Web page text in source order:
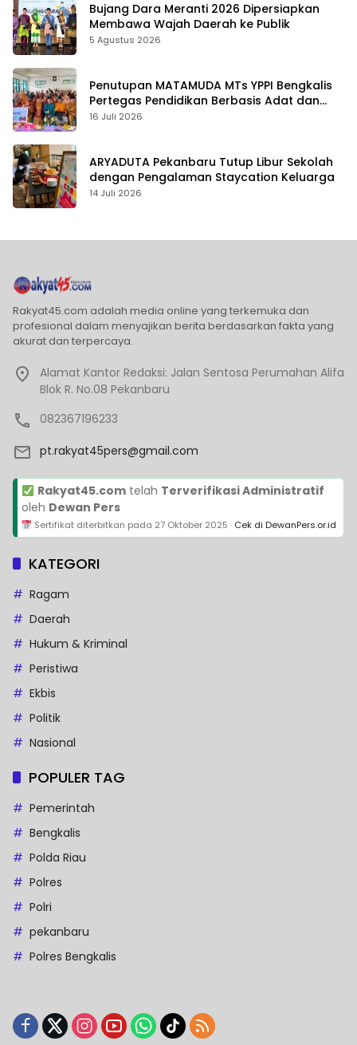
Bujang Dara Meranti 2026 Dipersiapkan
Membawa Wajah Daerah ke Publik
5 Agustus 2026
Penutupan MATAMUDA MTs YPPI Bengkalis
Pertegas Pendidikan Berbasis Adat dan
Karakter
16 Juli 2026
ARYADUTA Pekanbaru Tutup Libur Sekolah
dengan Pengalaman Staycation Keluarga
14 Juli 2026
Rakyat45.com adalah media online yang terkemuka dan
profesional dalam menyajikan berita berdasarkan fakta yang
akurat dan terpercaya.
Alamat Kantor Redaksi: Jalan Sentosa Perumahan Alifa
Blok R. No.08 Pekanbaru
082367196233
pt.rakyat45pers@gmail.com
Rakyat45.comtelah Terverifikasi Administratif
oleh Dewan Pers
Sertifikat diterbitkan pada 27 Oktober 2025 · Cek di DewanPers.or.id
KATEGORI
Ragam
Daerah
Hukum & Kriminal
Peristiwa
Ekbis
Politik
Nasional
POPULER TAG
Pemerintah
Bengkalis
Polda Riau
Polres
Polri
pekanbaru
Polres Bengkalis